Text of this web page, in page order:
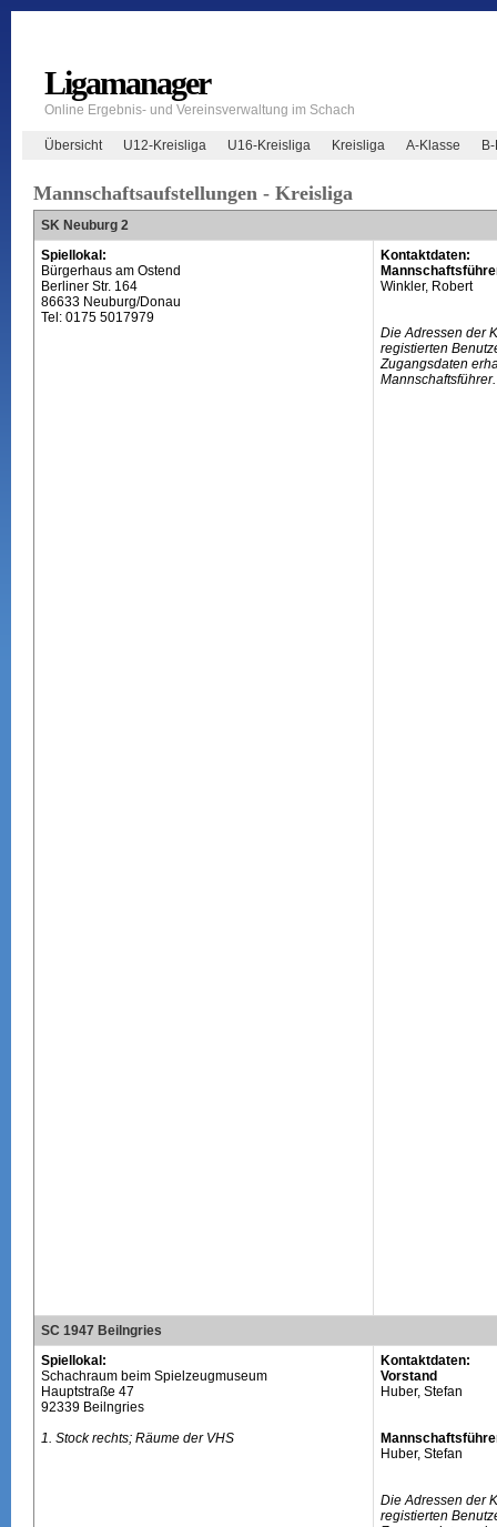
Ligamanager
Online Ergebnis- und Vereinsverwaltung im Schach
Übersicht U12-Kreisliga U16-Kreisliga Kreisliga A-Klasse
Mannschaftsaufstellungen - Kreisliga
SK Neuburg 2
Spiellokal:
Bürgerhaus am Ostend
Berliner Str. 164
86633 Neuburg/Donau
Tel: 0175 5017979
Kontaktdaten:
Winkler, Robert
Die Adressen der
registierten
Zugangsdaten
Mannschaftsführer.
SC 1947 Beilngries
Spiellokal:
Schachraum beim Spielzeugmuseum
Hauptstraße 47
92339 Beilngries
1. Stock rechts; Räume der VHS
Kontaktdaten:
Vorstand
Huber, Stefan
Huber, Stefan
Die Adressen der
registierten